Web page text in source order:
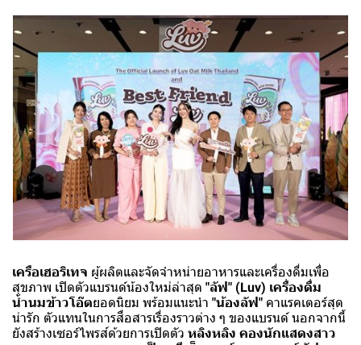
เครือเฮอริเทจ ผู้ผลิตและจัดจำหน่ายอาหารและเครื่องดื่มเพื่อ
สุขภาพ เปิดตัวแบรนด์น้องใหม่ล่าสุด "ลัฟ" (Luv) เครื่องดื่ม
น้ำนมข้าวโอ๊ตยอดนิยม พร้อมแนะนำ "น้องลัฟ" คาแรคเตอร์สุด
น่ารัก ตัวแทนในการสื่อสารเรื่องราวต่าง ๆ ของแบรนด์ นอกจากนี้
ยังสร้างเซอร์ไพรส์ด้วยการเปิดตัว หลิงหลิง คองนักแสดงสาว